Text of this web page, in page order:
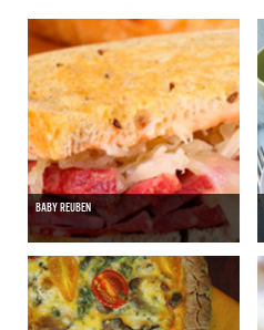
BABY REUBEN